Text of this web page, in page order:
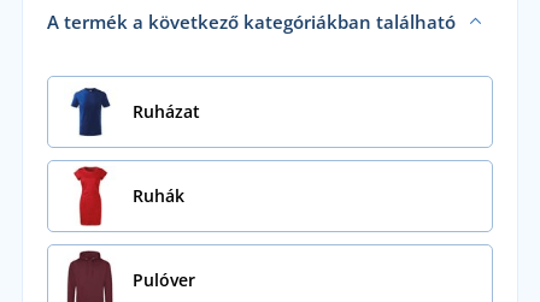
A termék a következő kategóriákban található
Ruházat
Ruhák
Pulóver